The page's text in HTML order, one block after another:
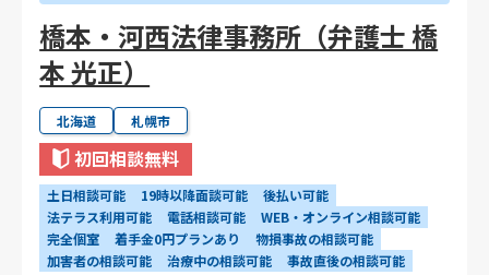
橋本・河西法律事務所（弁護士 橋
本 光正）
北海道 札幌市
初回相談無料
土日相談可能 19時以降面談可能
後払い可能
法テラス利用可能
電話相談可能
WEB・オンライン相談可能
完全個室
着手金0円プランあり
物損事故の相談可能
加害者の相談可能
治療中の相談可能 事故直後の相談可能